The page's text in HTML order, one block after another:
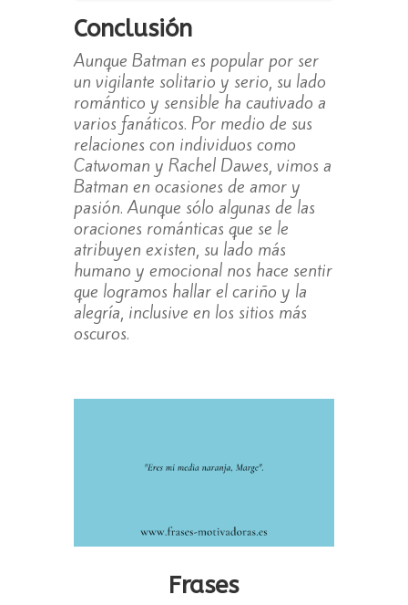
Conclusión
Aunque Batman es popular por ser
un vigilante solitario y serio, su lado
romántico y sensible ha cautivado a
varios fanáticos. Por medio de sus
relaciones con individuos como
Catwoman y Rachel Dawes, vimos a
Batman en ocasiones de amor y
pasión. Aunque sólo algunas de las
oraciones románticas que se le
atribuyen existen, su lado más
humano y emocional nos hace sentir
que logramos hallar el cariño y la
alegría, inclusive en los sitios más
oscuros.
Frases